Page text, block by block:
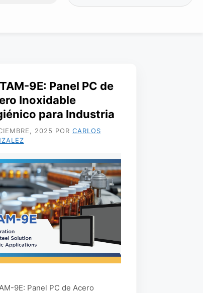
9E: Panel PC de
Inoxidable
para Industria
2025 POR CARLOS
9E: Panel PC de Acero